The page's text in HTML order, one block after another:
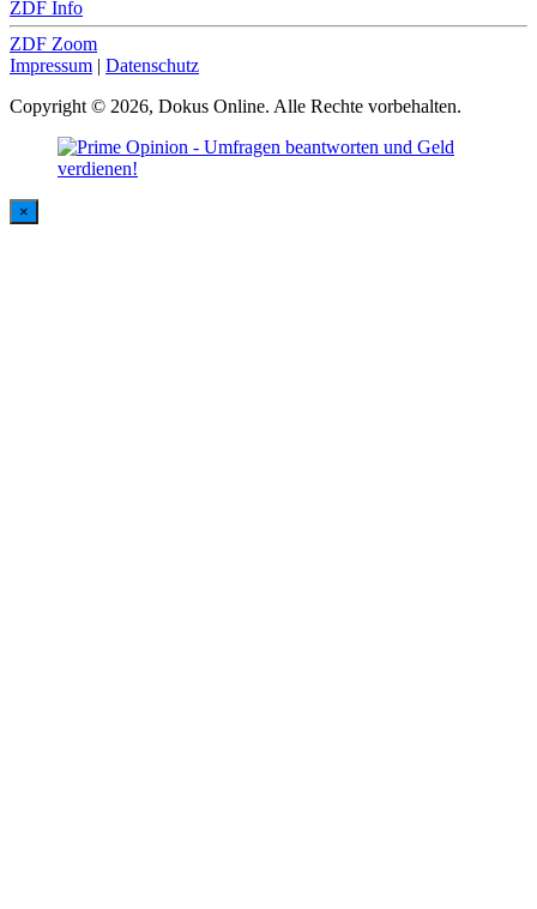
ZDF Info
ZDF Zoom
Impressum | Datenschutz
Copyright © 2026, Dokus Online. Alle Rechte vorbehalten.
×